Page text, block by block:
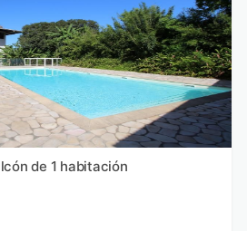
de 1 habitación